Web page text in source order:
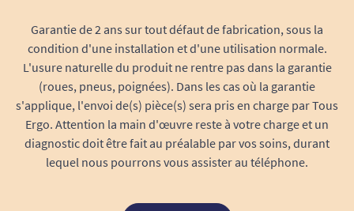
Garantie de 2 ans sur tout défaut de fabrication, sous la
condition d'une installation et d'une utilisation normale.
L'usure naturelle du produit ne rentre pas dans la garantie
(roues, pneus, poignées). Dans les cas où la garantie
s'applique, l'envoi de(s) pièce(s) sera pris en charge par Tous
Ergo. Attention la main d'œuvre reste à votre charge et un
diagnostic doit être fait au préalable par vos soins, durant
lequel nous pourrons vous assister au téléphone.